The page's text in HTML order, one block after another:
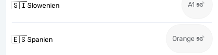
🇸🇮Slowenien A1
🇪🇸Spanien Orange